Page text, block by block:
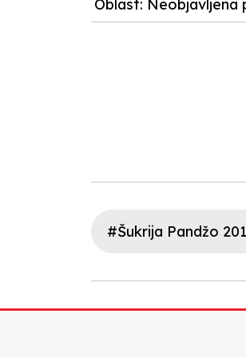
Oblast: Neobjavljena
#Šukrija Pandžo